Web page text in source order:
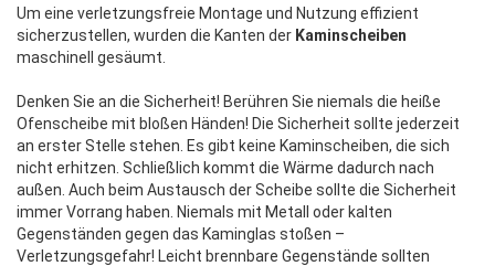
Um eine verletzungsfreie Montage und Nutzung effizient
sicherzustellen, wurden die Kanten der Kaminscheiben
maschinell gesäumt.
Denken Sie an die Sicherheit! Berühren Sie niemals die heiße
Ofenscheibe mit bloßen Händen! Die Sicherheit sollte jederzeit
an erster Stelle stehen. Es gibt keine Kaminscheiben, die sich
nicht erhitzen. Schließlich kommt die Wärme dadurch nach
außen. Auch beim Austausch der Scheibe sollte die Sicherheit
immer Vorrang haben. Niemals mit Metall oder kalten
Gegenständen gegen das Kaminglas stoßen –
Verletzungsgefahr! Leicht brennbare Gegenstände sollten